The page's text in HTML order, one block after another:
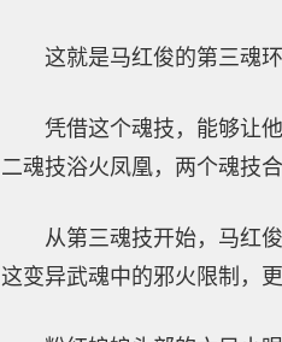
这就是马红俊的第三魂
凭借这个魂技，能够让
二魂技浴火凤凰，两个魂技
从第三魂技开始，马红
这变异武魂中的邪火限制，